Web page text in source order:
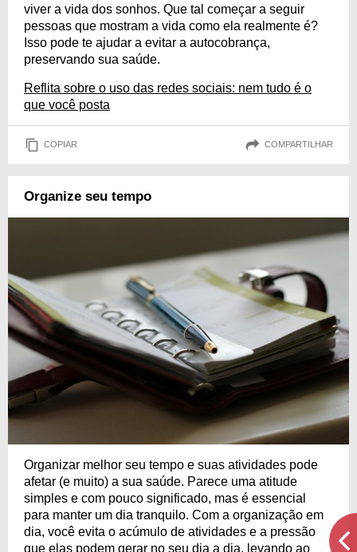
viver a vida dos sonhos. Que tal começar a seguir
pessoas que mostram a vida como ela realmente é?
Isso pode te ajudar a evitar a autocobrança,
preservando sua saúde.
Reflita sobre o uso das redes sociais: nem tudo é o
que você posta
COPIAR COMPARTILHAR
Organize seu tempo
Organizar melhor seu tempo e suas atividades pode
afetar (e muito) a sua saúde. Parece uma atitude
simples e com pouco significado, mas é essencial
para manter um dia tranquilo. Com a organização em
dia, você evita o acúmulo de atividades e a pressão
que elas podem gerar no seu dia a dia, levando ao